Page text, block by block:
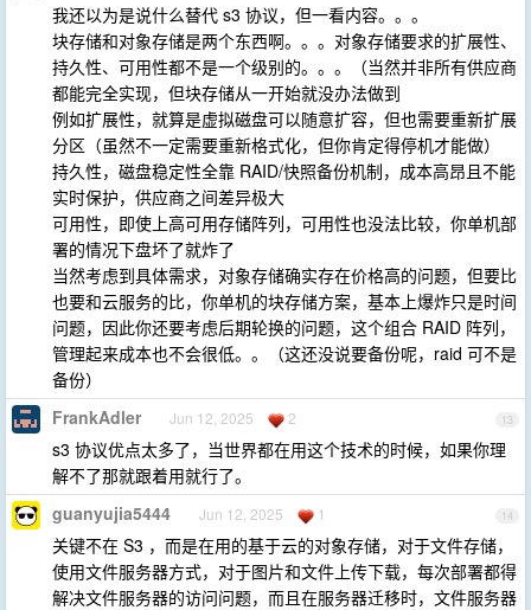
我还以为是说什么替代 s3 协议，但一看内容。。。
块存储和对象存储是两个东西啊。。。对象存储要求的扩展性、
持久性、可用性都不是一个级别的。。。（当然并非所有供应商
都能完全实现，但块存储从一开始就没办法做到
例如扩展性，就算是虚拟磁盘可以随意扩容，但也需要重新扩展
分区（虽然不一定需要重新格式化，但你肯定得停机才能做）
持久性，磁盘稳定性全靠 RAID/快照备份机制，成本高昂且不能
实时保护，供应商之间差异极大
可用性，即使上高可用存储阵列，可用性也没法比较，你单机部
署的情况下盘坏了就炸了
当然考虑到具体需求，对象存储确实存在价格高的问题，但要比
也要和云服务的比，你单机的块存储方案，基本上爆炸只是时间
问题，因此你还要考虑后期轮换的问题，这个组合 RAID 阵列，
管理起来成本也不会很低。。（这还没说要备份呢，raid 可不是
备份）
13
FrankAdler Jun 12, 2025 2
s3 协议优点太多了，当世界都在用这个技术的时候，如果你理
解不了那就跟着用就行了。
14
guanyujia5444 Jun 12, 2025 1
关键不在 S3 ，而是在用的基于云的对象存储，对于文件存储，
使用文件服务器方式，对于图片和文件上传下载，每次部署都得
解决文件服务器的访问问题，而且在服务器迁移时，文件服务器